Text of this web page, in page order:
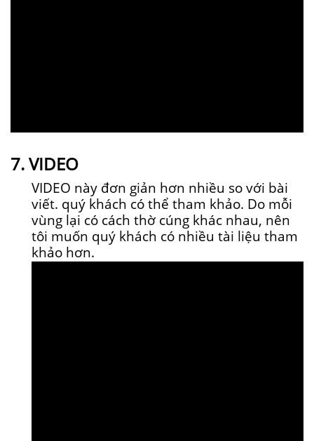
7. VIDEO
VIDEO này đơn giản hơn nhiều so với bài
viết. quý khách có thể tham khảo. Do mỗi
vùng lại có cách thờ cúng khác nhau, nên
tôi muốn quý khách có nhiều tài liệu tham
khảo hơn.